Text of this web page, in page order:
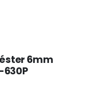
6mm
630P